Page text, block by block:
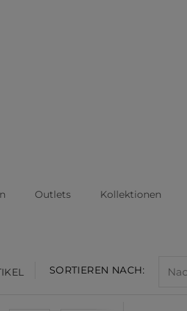
Outlets Kollektionen
SORTIEREN NACH: